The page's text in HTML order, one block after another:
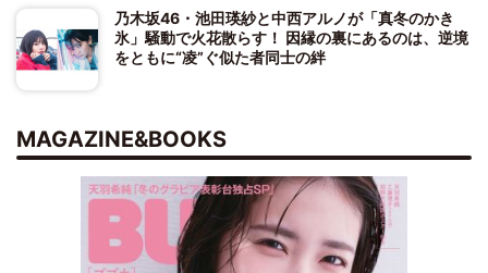
乃木坂46・池田瑛紗と中西アルノが「真冬のかき
氷」騒動で火花散らす！ 因縁の裏にあるのは、逆境
をともに“凌”ぐ似た者同士の絆
MAGAZINE&BOOKS